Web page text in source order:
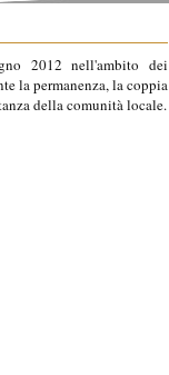
2012 nell'ambito dei
la permanenza, la coppia
della comunità locale.